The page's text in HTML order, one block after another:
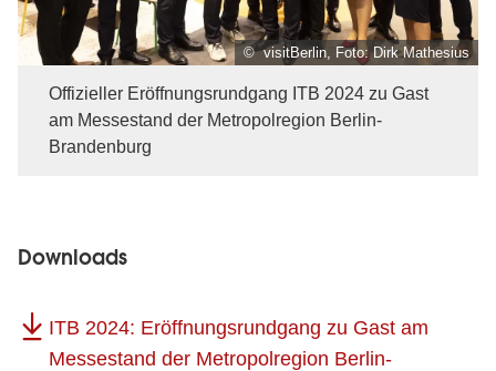
© visitBerlin, Foto: Dirk Mathesius
Offizieller Eröffnungsrundgang ITB 2024 zu Gast
am Messestand der Metropolregion Berlin-
Brandenburg
Downloads
ITB 2024: Eröffnungsrundgang zu Gast am
Messestand der Metropolregion Berlin-